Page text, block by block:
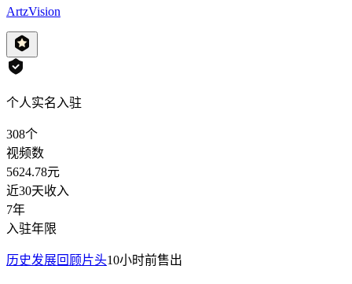
ArtzVision
个人实名入驻
308个
视频数
5624.78元
近30天收入
7年
入驻年限
历史发展回顾片头10小时前售出